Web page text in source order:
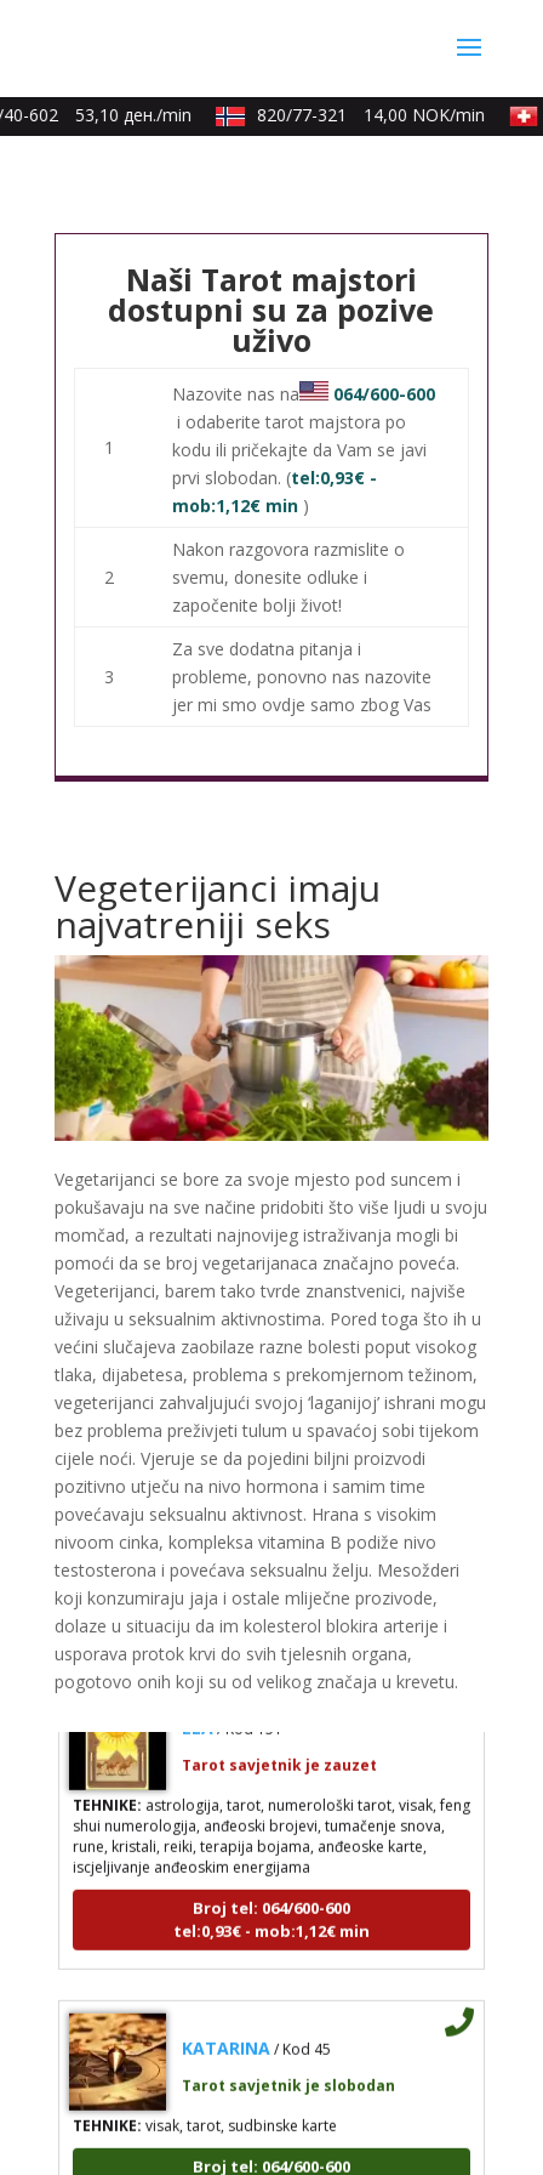
602 53,10 ден./min 820/77-321 14,00 NOK/min
Naši Tarot majstori
dostupni su za pozive
uživo
1
Nazovite nas na
064/600-600
i odaberite tarot majstora po
kodu ili pričekajte da Vam se javi
prvi slobodan. (tel:0,93€ -
mob:1,12€ min )
2
Nakon razgovora razmislite o
svemu, donesite odluke i
započenite bolji život!
3
Za sve dodatna pitanja i
probleme, ponovno nas nazovite
jer mi smo ovdje samo zbog Vas
Vegeterijanci imaju
najvatreniji seks
Vegetarijanci se bore za svoje mjesto pod suncem i
pokušavaju na sve načine pridobiti što više ljudi u svoju
momčad, a rezultati najnovijeg istraživanja mogli bi
pomoći da se broj vegetarijanaca značajno poveća.
Vegeterijanci, barem tako tvrde znanstvenici, najviše
uživaju u seksualnim aktivnostima. Pored toga što ih u
većini slučajeva zaobilaze razne bolesti poput visokog
tlaka, dijabetesa, problema s prekomjernom težinom,
vegeterijanci zahvaljujući svojoj ‘laganijoj’ ishrani mogu
bez problema preživjeti tulum u spavaćoj sobi tijekom
cijele noći. Vjeruje se da pojedini biljni proizvodi
pozitivno utječu na nivo hormona i samim time
povećavaju seksualnu aktivnost. Hrana s visokim
nivoom cinka, kompleksa vitamina B podiže nivo
testosterona i povećava seksualnu želju. Mesožderi
koji konzumiraju jaja i ostale mliječne prozivode,
dolaze u situaciju da im kolesterol blokira arterije i
usporava protok krvi do svih tjelesnih organa,
pogotovo onih koji su od velikog značaja u krevetu.
VIKTORIJA/ Kod 369
Tarot savjetnik je zauzet
TEHNIKE: astrologija, numerologija, tarot, radiestezija
Broj tel: 064/600-600
tel:0,93€ - mob:1,12€ min
SANJA / Kod 07
Tarot savjetnik je zauzet
TEHNIKE:tarot, egipatski tarot, visak, rune, numerologija,
astro tarot
Broj tel: 064/600-600
tel:0,93€ - mob:1,12€ min
Tarot savjetnik je zauzet
TEHNIKE:astrologija, tarot, numerološki tarot, visak, feng
shui numerologija, anđeoski brojevi, tumačenje snova,
rune, kristali, reiki, terapija bojama, anđeoske karte,
iscjeljivanje anđeoskim energijama
Broj tel: 064/600-600
tel:0,93€ - mob:1,12€ min
KATARINA / Kod 45
Tarot savjetnik je slobodan
TEHNIKE:visak, tarot, sudbinske karte
Broj tel: 064/600-600